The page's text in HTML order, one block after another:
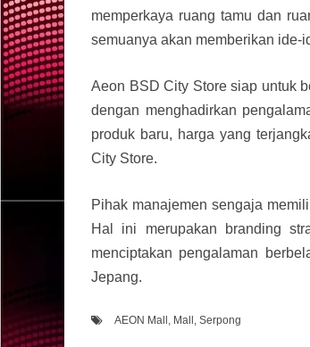
memperkaya ruang tamu dan
semuanya akan memberikan ide-
Aeon BSD City Store siap untuk
dengan menghadirkan
produk baru, harga yang
City Store.
Pihak manajemen sengaja
Hal ini merupakan branding
menciptakan pengalaman
Jepang.
AEON Mall , Mall , Serpong